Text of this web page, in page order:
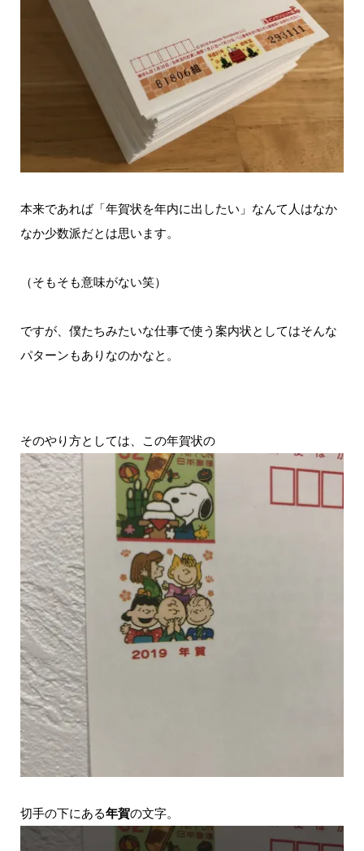
本来であれば「年賀状を年内に出したい」なんて人はなか
なか少数派だとは思います。
（そもそも意味がない笑）
ですが、僕たちみたいな仕事で使う案内状としてはそんな
パターンもありなのかなと。
そのやり方としては、この年賀状の
切手の下にある年賀の文字。